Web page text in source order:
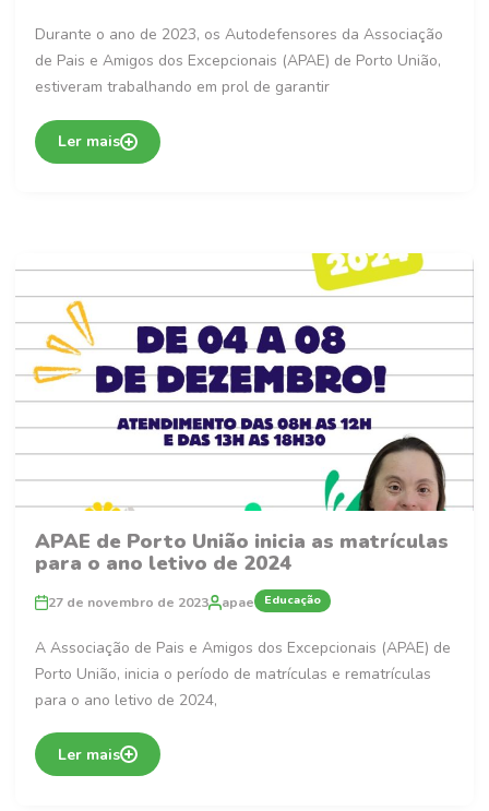
Durante o ano de 2023, os Autodefensores da Associação
de Pais e Amigos dos Excepcionais (APAE) de Porto União,
estiveram trabalhando em prol de garantir
Ler mais
APAE de Porto União inicia as matrículas
para o ano letivo de 2024
27 de novembro de 2023 apae Educação
A Associação de Pais e Amigos dos Excepcionais (APAE) de
Porto União, inicia o período de matrículas e rematrículas
para o ano letivo de 2024,
Ler mais